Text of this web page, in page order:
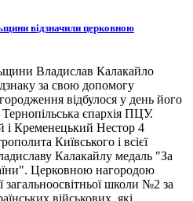
відзначили церковною
Владислав Калакайло
за свою допомогу
відбулося у день його
єпархія ПЦУ.
і Кременецький Нестор 4
Київського і всієї
Калакайлу медаль "За
Церковною нагородою
загальноосвітньої школи №2 за